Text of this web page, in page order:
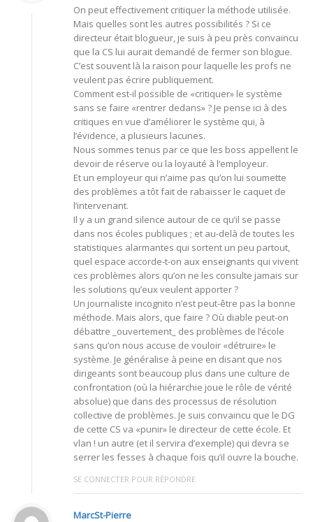
On peut effectivement critiquer la méthode utilisée.
Mais quelles sont les autres possibilités ? Si ce
directeur était blogueur, je suis à peu près convaincu
que la CS lui aurait demandé de fermer son blogue.
C’est souvent là la raison pour laquelle les profs ne
veulent pas écrire publiquement.
Comment est-il possible de «critiquer» le système
sans se faire «rentrer dedans» ? Je pense ici à des
critiques en vue d’améliorer le système qui, à
l’évidence, a plusieurs lacunes.
Nous sommes tenus par ce que les boss appellent le
devoir de réserve ou la loyauté à l’employeur.
Et un employeur qui n’aime pas qu’on lui soumette
des problèmes a tôt fait de rabaisser le caquet de
l’intervenant.
Il y a un grand silence autour de ce qu’il se passe
dans nos écoles publiques ; et au-delà de toutes les
statistiques alarmantes qui sortent un peu partout,
quel espace accorde-t-on aux enseignants qui vivent
ces problèmes alors qu’on ne les consulte jamais sur
les solutions qu’eux veulent apporter ?
Un journaliste incognito n’est peut-être pas la bonne
méthode. Mais alors, que faire ? Où diable peut-on
débattre _ouvertement_ des problèmes de l’école
sans qu’on nous accuse de vouloir «détruire» le
système. Je généralise à peine en disant que nos
dirigeants sont beaucoup plus dans une culture de
confrontation (où la hiérarchie joue le rôle de vérité
absolue) que dans des processus de résolution
collective de problèmes. Je suis convaincu que le DG
de cette CS va «punir» le directeur de cette école. Et
vlan ! un autre (et il servira d’exemple) qui devra se
serrer les fesses à chaque fois qu’il ouvre la bouche.
SE CONNECTER POUR RÉPONDRE
MarcSt-Pierre